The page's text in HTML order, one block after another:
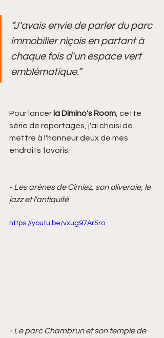
“J'avais envie de parler du parc
immobilier niçois en partant à
chaque fois d'un espace vert
emblématique.”
Pour lancer la Dimino's Room , cette
série de reportages, j'ai choisi de
mettre à l'honneur deux de mes
endroits favoris.
- Les arènes de Cimiez, son oliveraie, le
jazz et l'antiquité
https://youtu.be/vxug97Ar5ro
- Le parc Chambrun et son temple de